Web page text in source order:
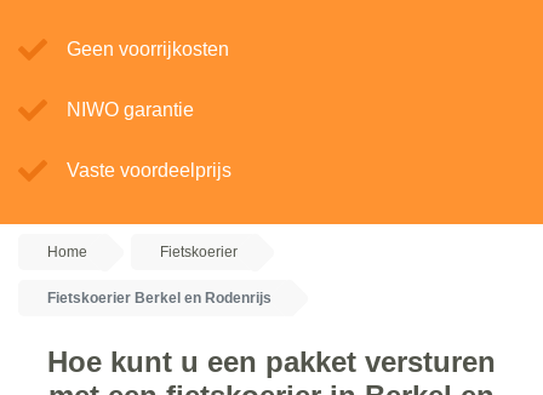
Geen voorrijkosten
NIWO garantie
Vaste voordeelprijs
Home Fietskoerier
Fietskoerier Berkel en Rodenrijs
Hoe kunt u een pakket versturen